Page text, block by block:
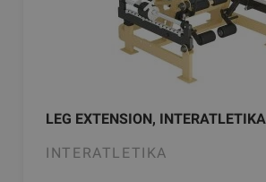
LEG EXTENSION, INTERATLETIKA
INTERATLETIKA